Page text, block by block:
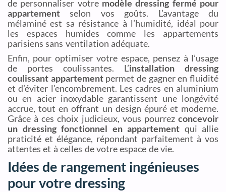
de personnaliser votre modèle dressing fermé pour
appartement selon vos goûts. L’avantage du
mélaminé est sa résistance à l’humidité, idéal pour
les espaces humides comme les appartements
parisiens sans ventilation adéquate.
Enfin, pour optimiser votre espace, pensez à l’usage
de portes coulissantes. L’installation dressing
coulissant appartementpermet de gagner en fluidité
et d’éviter l’encombrement. Les cadres en aluminium
ou en acier inoxydable garantissent une longévité
accrue, tout en offrant un design épuré et moderne.
Grâce à ces choix judicieux, vous pourrez concevoir
un dressing fonctionnel en appartement qui allie
praticité et élégance, répondant parfaitement à vos
attentes et à celles de votre espace de vie.
Idées de rangement ingénieuses
pour votre dressing